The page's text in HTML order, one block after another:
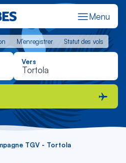
Menu
M'enregistrer Statut des vols
M'enregistrer Statut des vols
Vers
TGV - Tortola